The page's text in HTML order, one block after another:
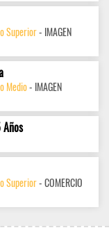
Superior- IMAGEN
Medio- IMAGEN
Superior- COMERCIO